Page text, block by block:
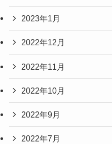
2023年1月
2022年12月
2022年11月
2022年10月
2022年9月
2022年7月